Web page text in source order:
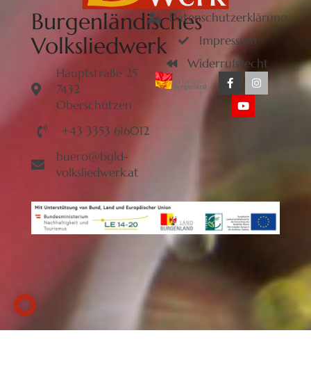
Burgenländisches
Volksliedwerk
Hauptstraße 25
7432
Oberschützen
+43 3353 616012
buero@bgld-
volksliedwerk.at
Datenschutzerklärung
Impressum
Widerrufsrecht